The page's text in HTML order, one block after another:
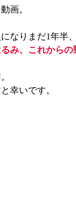
告
画。
なりまだ1年半
み、これからの
幸いです。